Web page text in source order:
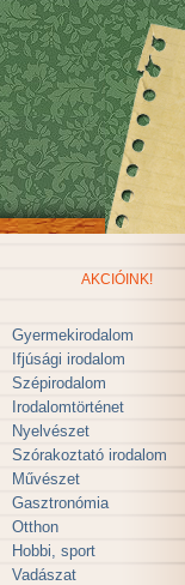
AKCIÓINK!
Gyermekirodalom
Ifjúsági irodalom
Szépirodalom
Irodalomtörténet
Nyelvészet
Szórakoztató irodalom
Művészet
Gasztronómia
Otthon
Hobbi, sport
Vadászat